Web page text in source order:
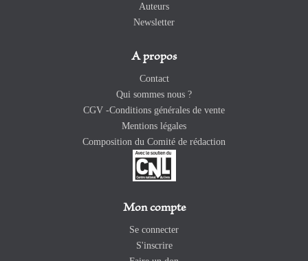
Auteurs
Newsletter
A propos
Contact
Qui sommes nous ?
CGV -Conditions générales de vente
Mentions légales
Composition du Comité de rédaction
Mon compte
Se connecter
S'inscrire